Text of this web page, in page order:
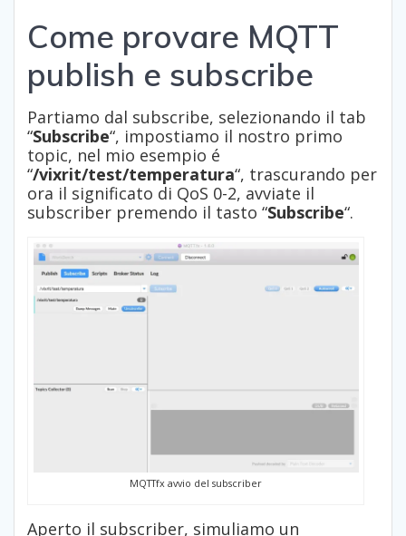
Come provare MQTT
publish e subscribe
Partiamo dal subscribe, selezionando il tab
“Subscribe“, impostiamo il nostro primo
topic, nel mio esempio é
“/vixrit/test/temperatura“, trascurando per
ora il significato di QoS 0-2, avviate il
subscriber premendo il tasto “Subscribe“.
MQTTfx avvio del subscriber
Aperto il subscriber, simuliamo un